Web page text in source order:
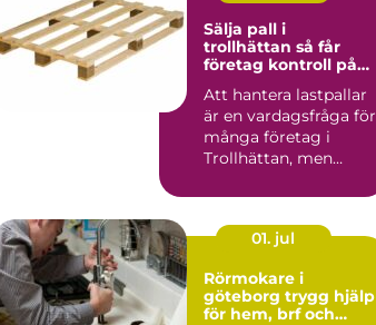
Sälja pall i
trollhättan så får
företag kontroll på
Att hantera lastpallar
är en vardagsfråga för
många företag i
Trollhättan, men
me...
01. jul
Rörmokare i
göteborg trygg hjälp
för hem, brf och